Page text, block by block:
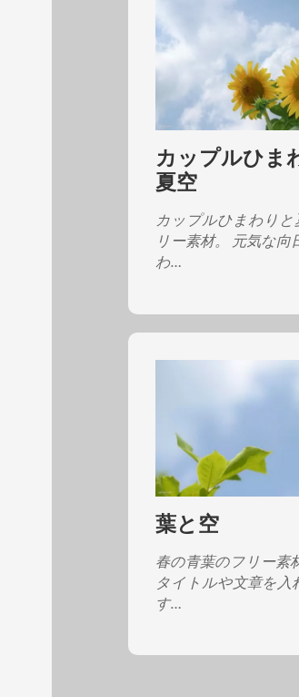
カップルひま
夏空
カップルひまわりと
リー素材。 元気な向
わ…
葉と空
春の青葉のフリー素
タイトルや文章を入
す…